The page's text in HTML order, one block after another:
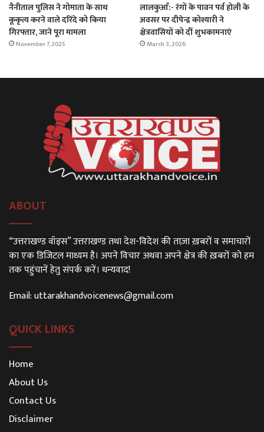
नैनीताल पुलिस ने गोमाता के साथ
कूकृत्य करने वाले दरिंदे को किया
गिरफ्तार, जाने पूरा मामला
November 7, 2025
लालकुआँ:- रंगों के पावन पर्व होली के
अवसर पर दीपेन्द्र कोश्यारी ने
क्षेत्रवासियों को दीं शुभकामनाएं
March 3, 2026
ABOUT
“उत्तराखण्ड वॉइस” उत्तराखण्ड तथा देश-विदेश की ताज़ा ख़बरों व समाचारों
का एक डिजिटल माध्यम है। अपने विचार अथवा अपने क्षेत्र की ख़बरों को हम
तक पहुंचानें हेतु संपर्क करें। धन्यवाद!
Email:uttarakhandvoicenews@gmail.com
QUICK LINKS
Home
About Us
Contact Us
Disclaimer